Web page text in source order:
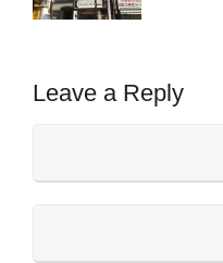
Leave a Reply